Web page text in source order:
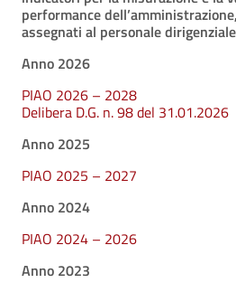
performance
assegnati al personale
Anno 2026
PIAO 2026 – 2028
Delibera D.G. n. 98 del 31.01.2026
Anno 2025
PIAO 2025 – 2027
Anno 2024
PIAO 2024 – 2026
Anno 2023